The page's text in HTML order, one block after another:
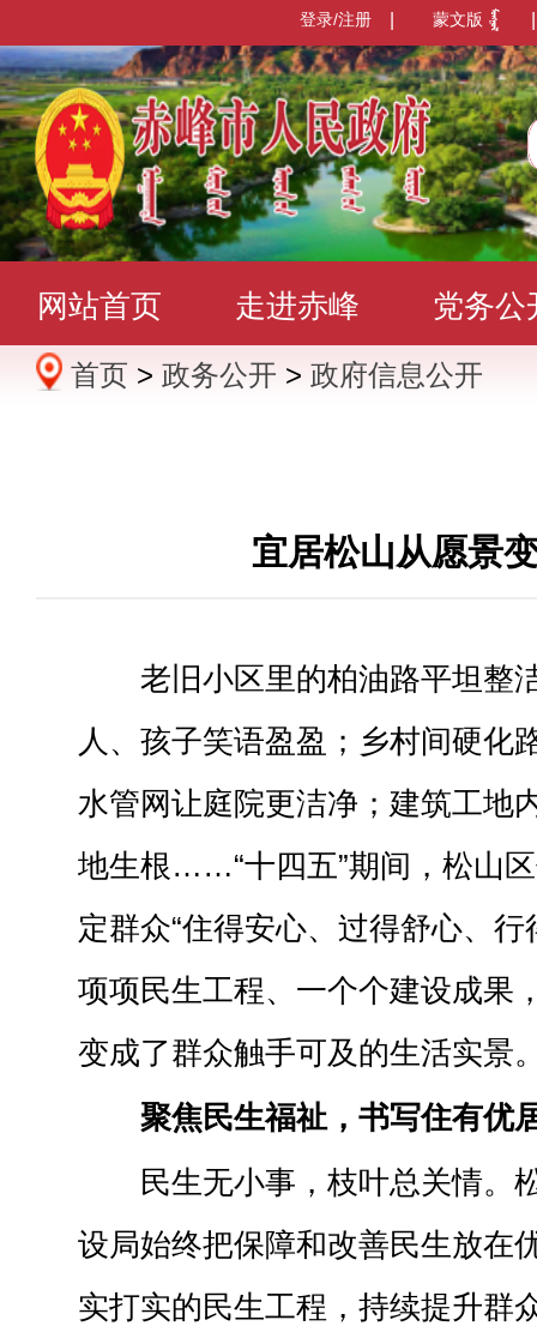
蒙文版
登录/注册
网站首页 走进赤峰 党务公
办事服务 政民互动 数据发
首页 > 政务公开 > 政府信息公开
宜居松山从愿景
老旧小区里的柏油路平坦整
人、孩子笑语盈盈；乡村间硬化
水管网让庭院更洁净；建筑工地
地生根……“十四五”期间，松山
定群众“住得安心、过得舒心、
项项民生工程、一个个建设成果
变成了群众触手可及的生活实景
聚焦民生福祉，书写住有优
民生无小事，枝叶总关情。
设局始终把保障和改善民生放在
实打实的民生工程，持续提升群